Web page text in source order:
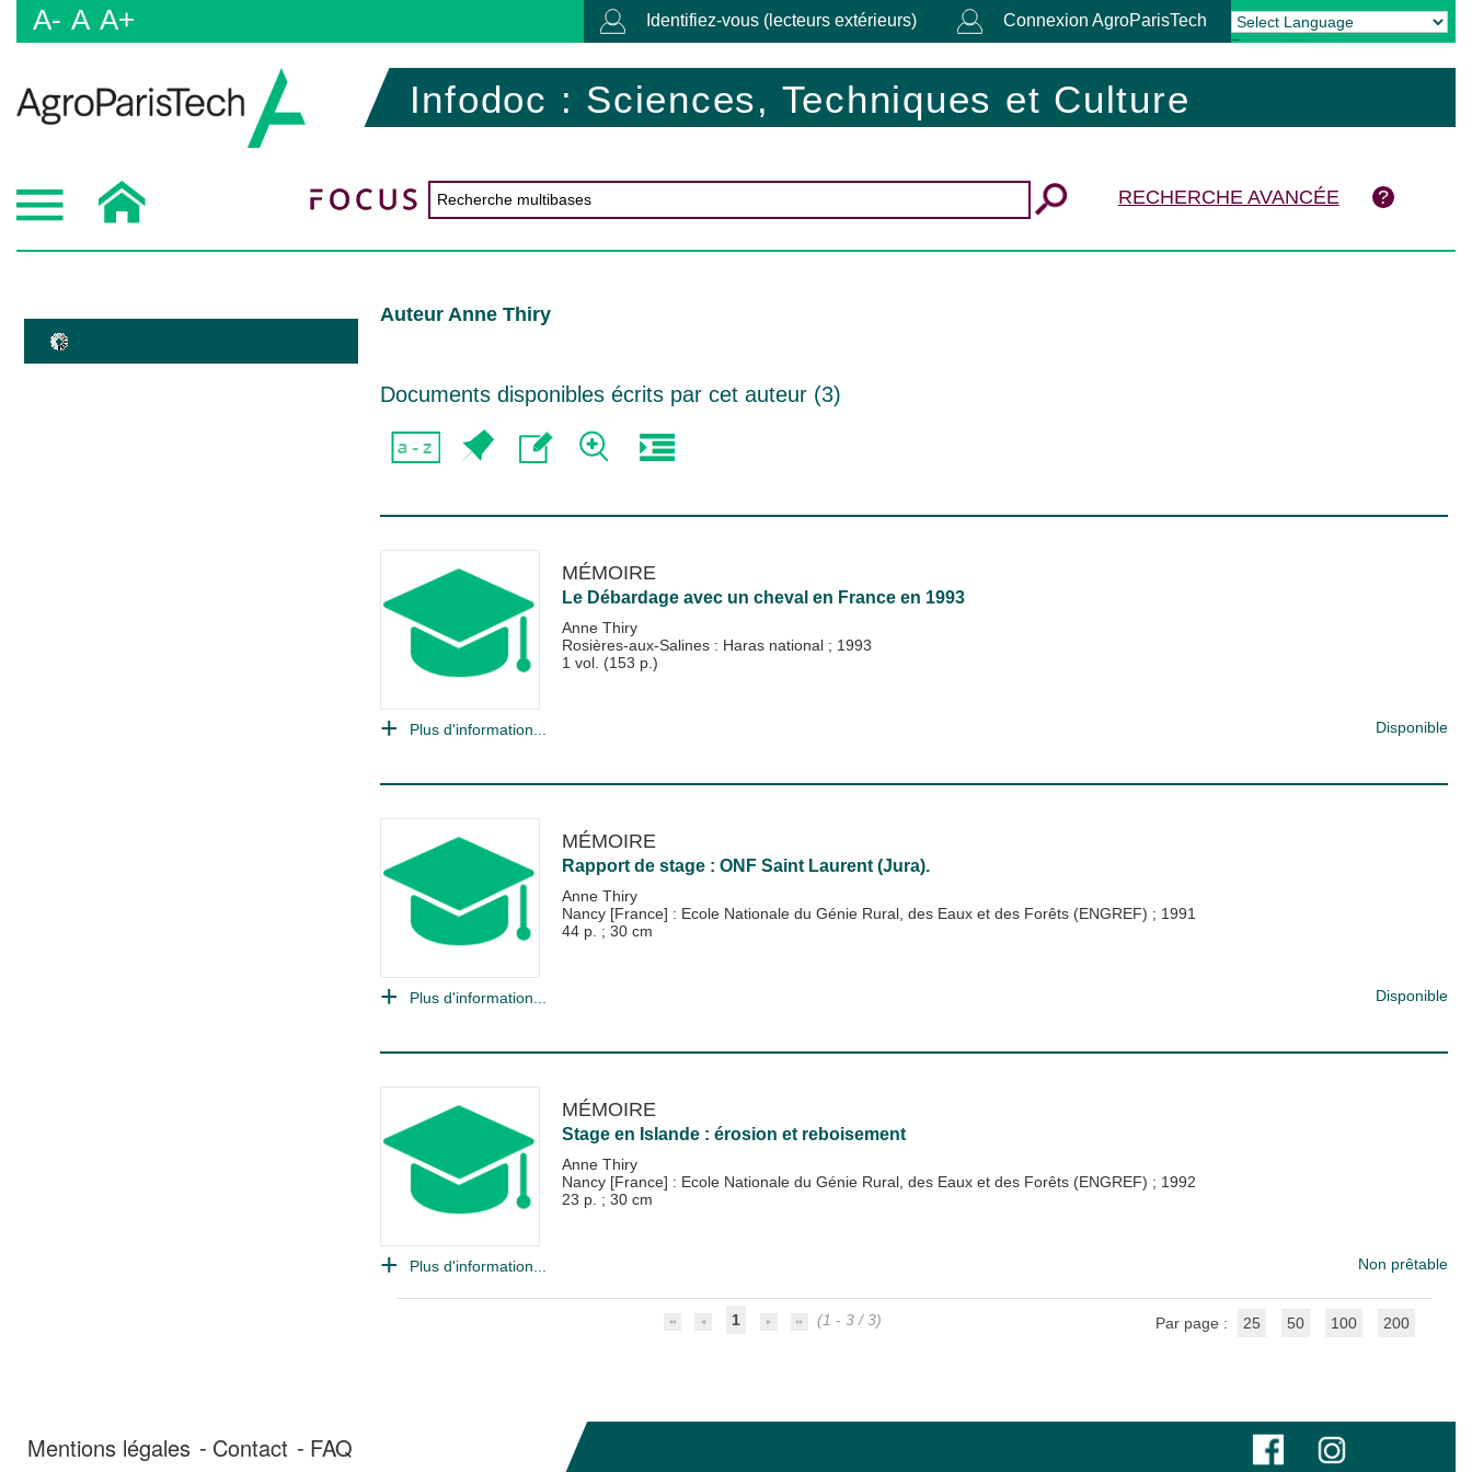
A- A A+ Identifiez-vous (lecteurs extérieurs) Connexion AgroParisTech
Powered by Translate
Infodoc : Sciences, Techniques et Culture
RECHERCHE AVANCÉE
Auteur Anne Thiry
Documents disponibles écrits par cet auteur (3)
MÉMOIRE
Le Débardage avec un cheval en France en 1993
Anne Thiry
Rosières-aux-Salines : Haras national ; 1993
1 vol. (153 p.)
Plus d'information... Disponible
MÉMOIRE
Rapport de stage : ONF Saint Laurent (Jura).
Anne Thiry
Nancy [France] : Ecole Nationale du Génie Rural, des Eaux et des Forêts (ENGREF) ; 1991
44 p. ; 30 cm
Plus d'information... Disponible
MÉMOIRE
Stage en Islande : érosion et reboisement
Anne Thiry
Nancy [France] : Ecole Nationale du Génie Rural, des Eaux et des Forêts (ENGREF) ; 1992
23 p. ; 30 cm
Plus d'information... Non prêtable
1 (1 - 3 / 3) Par page : 25 50 100 200
Mentions légales Contact FAQ